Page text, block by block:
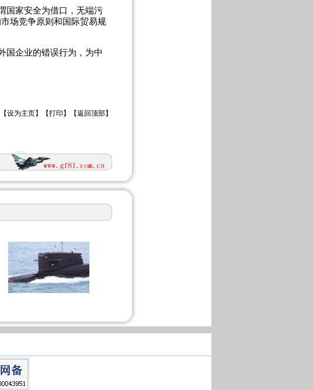
国家安全为借口，无端污
场竞争原则和国际贸易规
国企业的错误行为，为中
【设为主页】【打印 】【返回顶部】